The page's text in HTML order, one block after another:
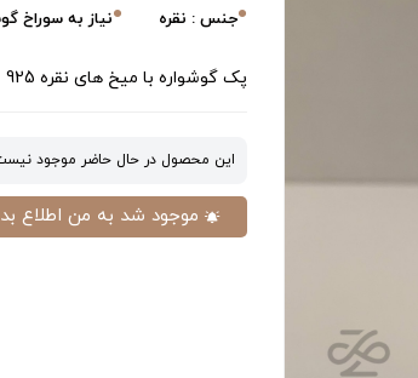
جنس : نقره نیاز به سوراخ
پک گوشواره با میخ های نقره 925 عیار ضد حساسیت با قیمت باور نکردنی رنگ ثابت و ضد حساسیت
این محصول در حال حاضر موجود
موجود شد به من اطلاع